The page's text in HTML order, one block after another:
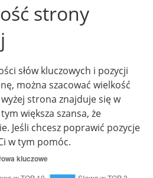
strony
słów kluczowych i pozycji
można szacować wielkość
strona znajduje się w
większa szansa, że
Jeśli chcesz poprawić pozycje
w tym pomóc.